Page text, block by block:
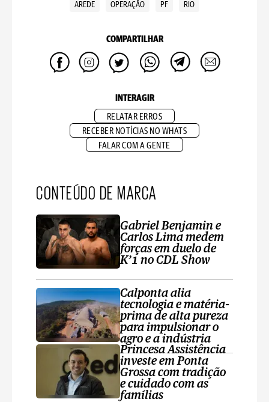
AREDE OPERAÇÃO PF RIO
COMPARTILHAR
INTERAGIR
RELATAR ERROS
RECEBER NOTÍCIAS NO WHATS
FALAR COM A GENTE
CONTEÚDO DE MARCA
Gabriel Benjamin e
Carlos Lima medem
forças em duelo de
K’1 no CDL Show
Calponta alia
tecnologia e matéria-
prima de alta pureza
para impulsionar o
agro e a indústria
Princesa Assistência
investe em Ponta
Grossa com tradição
e cuidado com as
famílias